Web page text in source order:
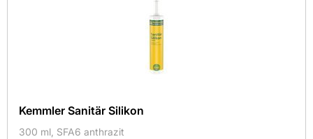
Kemmler Sanitär Silikon
300 ml, SFA6 anthrazit